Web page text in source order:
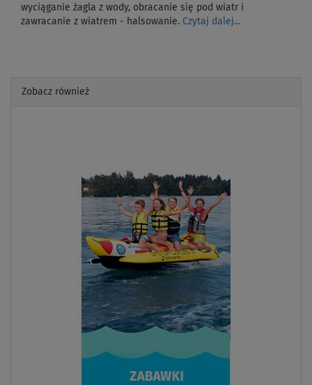
wyciąganie żagla z wody, obracanie się pod wiatr i
zawracanie z wiatrem - halsowanie. Czytaj dalej...
Zobacz również